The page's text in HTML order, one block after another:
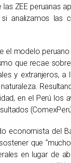
las ZEE peruanas
analizamos las
el modelo
que recae
y extranjeros,
en el Perú
economista del
que
en lugar de